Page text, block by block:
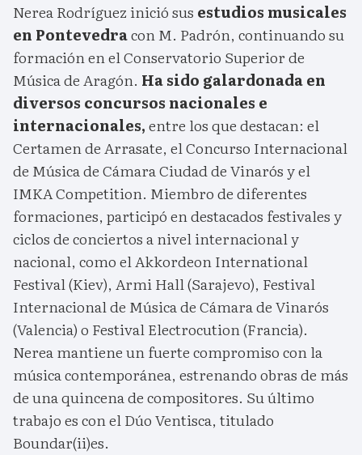
Nerea Rodríguez inició sus estudios musicales
en Pontevedracon M. Padrón, continuando su
formación en el Conservatorio Superior de
Música de Aragón. Ha sido galardonada en
diversos concursos nacionales e
internacionales,entre los que destacan: el
Certamen de Arrasate, el Concurso Internacional
de Música de Cámara Ciudad de Vinarós y el
IMKA Competition. Miembro de diferentes
formaciones, participó en destacados festivales y
ciclos de conciertos a nivel internacional y
nacional, como el Akkordeon International
Festival (Kiev), Armi Hall (Sarajevo), Festival
Internacional de Música de Cámara de Vinarós
(Valencia) o Festival Electrocution (Francia).
Nerea mantiene un fuerte compromiso con la
música contemporánea, estrenando obras de más
de una quincena de compositores. Su último
trabajo es con el Dúo Ventisca, titulado
Boundar(ii)es.